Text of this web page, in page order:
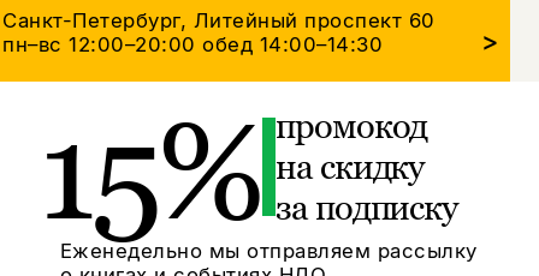
Санкт-Петербург, Литейный проспект 60
пн–вс 12:00–20:00обед 14:00–14:30 >
15% промокод
на скидку
за подписку
Еженедельно мы отправляем рассылку